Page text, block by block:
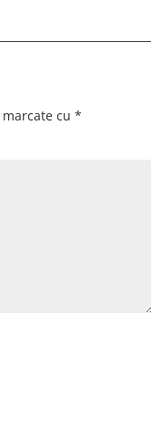
cu *